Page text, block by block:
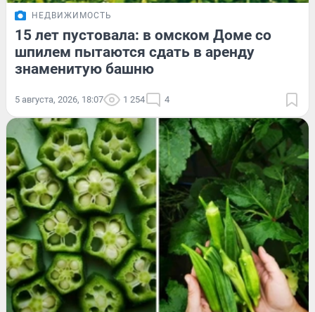
НЕДВИЖИМОСТЬ
15 лет пустовала: в омском Доме со
шпилем пытаются сдать в аренду
знаменитую башню
5 августа, 2026, 18:07 1 254 4